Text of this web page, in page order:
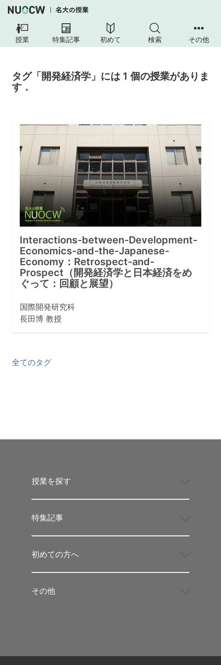
授業 特集記事 初めて 検索 その他
タグ「開発経済学」には 1 個の授業がありま
す．
Interactions-between-Development-
Economics-and-the-Japanese-
Economy：Retrospect-and-
Prospect（開発経済学と日本経済をめ
ぐって：回顧と展望）
国際開発研究科
長田博 教授
全てのタグ
授業を探す
特集記事
初めての方へ
その他